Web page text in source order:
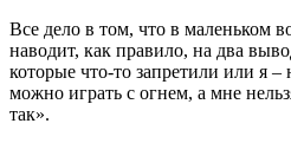
Все дело в том, что в маленьком
наводит, как правило, на два
которые что-то запретили или я
можно играть с огнем, а мне
так».